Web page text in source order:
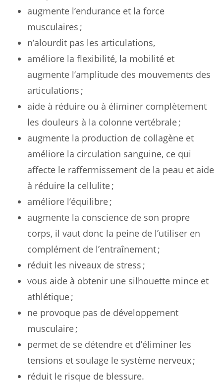
augmente l’endurance et la force
musculaires ;
n’alourdit pas les articulations,
améliore la flexibilité, la mobilité et
augmente l’amplitude des mouvements des
articulations ;
aide à réduire ou à éliminer complètement
les douleurs à la colonne vertébrale ;
augmente la production de collagène et
améliore la circulation sanguine, ce qui
affecte le raffermissement de la peau et aide
à réduire la cellulite ;
améliore l’équilibre ;
augmente la conscience de son propre
corps, il vaut donc la peine de l’utiliser en
complément de l’entraînement ;
réduit les niveaux de stress ;
vous aide à obtenir une silhouette mince et
athlétique ;
ne provoque pas de développement
musculaire ;
permet de se détendre et d’éliminer les
tensions et soulage le système nerveux ;
réduit le risque de blessure.